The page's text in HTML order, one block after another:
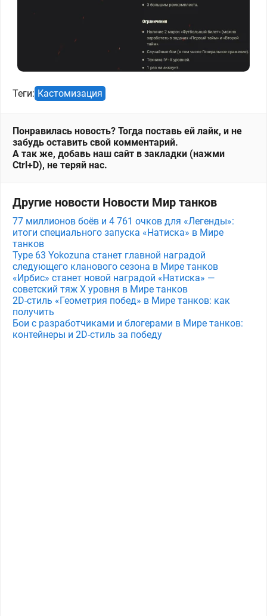
Теги: Кастомизация
Понравилась новость? Тогда поставь ей лайк, и не
забудь оставить свой комментарий.
А так же, добавь наш сайт в закладки (нажми
Ctrl+D), не теряй нас.
Другие новости Новости Мир танков
77 миллионов боёв и 4 761 очков для «Легенды»:
итоги специального запуска «Натиска» в Мире
танков
Type 63 Yokozuna станет главной наградой
следующего кланового сезона в Мире танков
«Ирбис» станет новой наградой «Натиска» —
советский тяж X уровня в Мире танков
2D-стиль «Геометрия побед» в Мире танков: как
получить
Бои с разработчиками и блогерами в Мире танков:
контейнеры и 2D-стиль за победу